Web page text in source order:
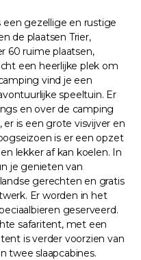
een gezellige en rustige
de plaatsen Trier,
60 ruime plaatsen,
een heerlijke plek om
vind je een
speeltuin. Er
en over de camping
is een grote visvijver en
is er een opzet
lekker af kan koelen. In
je genieten van
gerechten en gratis
Er worden in het
geserveerd.
safaritent, met een
is verder voorzien van
twee slaapcabines.